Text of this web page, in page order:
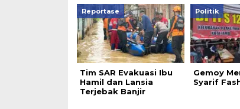
Reportase
Tim SAR Evakuasi Ibu
Hamil dan Lansia
Terjebak Banjir
Politik
Gemoy
Syarif